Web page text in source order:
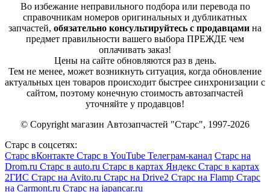
Во избежание неправильного подбора или перевода по
справочникам номеров оригинальных и дубликатных
запчастей, обязательно консультируйтесь с продавцами на
предмет правильности вашего выбора ПРЕЖДЕ чем
оплачивать заказ!
Цены на сайте обновляются раз в день.
Тем не менее, может возникнуть ситуация, когда обновление
актуальных цен товаров происходит быстрее синхронизации с
сайтом, поэтому конечную стоимость автозапчастей
уточняйте у продавцов!
© Copyright магазин Автозапчастей "Старс", 1997-2026
Старс в соцсетях:
Старс вКонтакте Старс в YouTube Телеграм-канал Старс на
Drom.ru Старс в auto.ru Старс в картах Яндекс Старс в картах
2ГИС Старс на Avito.ru Старс на Drive2 Старс на Flamp Старс
на Carmont.ru Старс на japancar.ru